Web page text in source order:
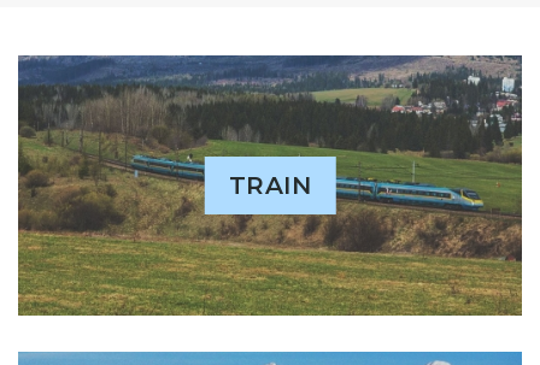
TRAIN